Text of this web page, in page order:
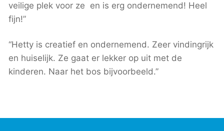
veilige plek voor ze en is erg ondernemend! Heel
fijn!”
“Hetty is creatief en ondernemend. Zeer vindingrijk
en huiselijk. Ze gaat er lekker op uit met de
kinderen. Naar het bos bijvoorbeeld.”